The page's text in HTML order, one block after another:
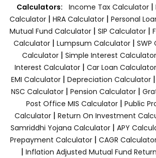
Calculators: Income Tax Calculator |
Calculator | HRA Calculator | Personal
Mutual Fund Calculator | SIP Calculator |
Calculator | Lumpsum Calculator |
Calculator| Simple Interest Calculator
Interest Calculator| Car Loan Calculator
EMI Calculator| Depreciation Calculator|
NSC Calculator| Pension Calculator|
Post Office MIS Calculator| Public
Calculator| Return On Investment
Samriddhi Yojana Calculator| APY
Prepayment Calculator | CAGR
| Inflation Adjusted Mutual Fund